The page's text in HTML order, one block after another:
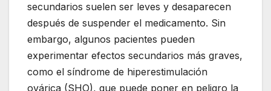
secundarios suelen ser leves y desaparecen
después de suspender el medicamento. Sin
embargo, algunos pacientes pueden
experimentar efectos secundarios más graves,
como el síndrome de hiperestimulación
ovárica (SHO), que puede poner en peligro la